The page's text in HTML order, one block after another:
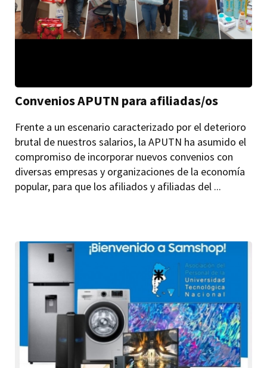
Convenios APUTN para afiliadas/os
Frente a un escenario caracterizado por el deterioro
brutal de nuestros salarios, la APUTN ha asumido el
compromiso de incorporar nuevos convenios con
diversas empresas y organizaciones de la economía
popular, para que los afiliados y afiliadas del ...